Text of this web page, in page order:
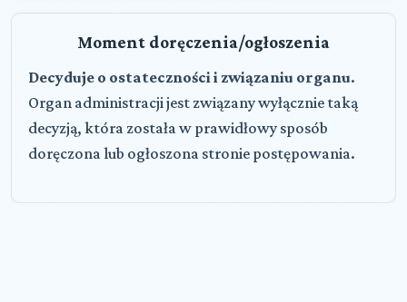
Moment doręczenia/ogłoszenia
Decyduje o ostateczności i związaniu organu.
Organ administracji jest związany wyłącznie taką
decyzją, która została w prawidłowy sposób
doręczona lub ogłoszona stronie postępowania.